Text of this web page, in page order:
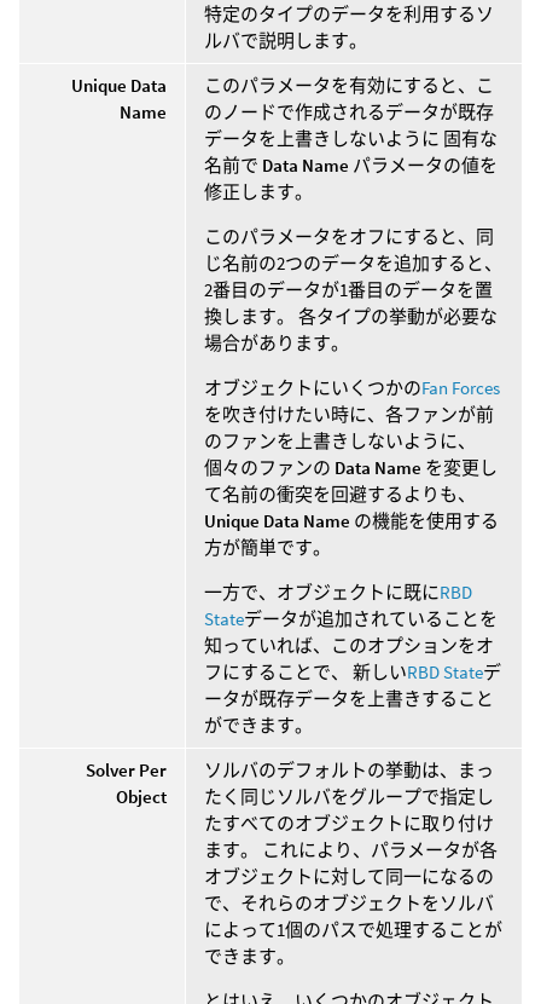
特定のタイプのデータを利用するソ
ルバで説明します。
Unique Data
Name
このパラメータを有効にすると、こ
のノードで作成されるデータが既存
データを上書きしないように 固有な
名前で Data Name パラメータの値を
修正します。
このパラメータをオフにすると、同
じ名前の2つのデータを追加すると、
2番目のデータが1番目のデータを置
換します。 各タイプの挙動が必要な
場合があります。
オブジェクトにいくつかのFan Forces
を吹き付けたい時に、各ファンが前
のファンを上書きしないように、
個々のファンの Data Name を変更し
て名前の衝突を回避するよりも、
Unique Data Name の機能を使用する
方が簡単です。
一方で、オブジェクトに既にRBD
Stateデータが追加されていることを
知っていれば、このオプションをオ
フにすることで、 新しいRBD Stateデ
ータが既存データを上書きすること
ができます。
Solver Per
Object
ソルバのデフォルトの挙動は、まっ
たく同じソルバをグループで指定し
たすべてのオブジェクトに取り付け
ます。 これにより、パラメータが各
オブジェクトに対して同一になるの
で、それらのオブジェクトをソルバ
によって1個のパスで処理することが
できます。